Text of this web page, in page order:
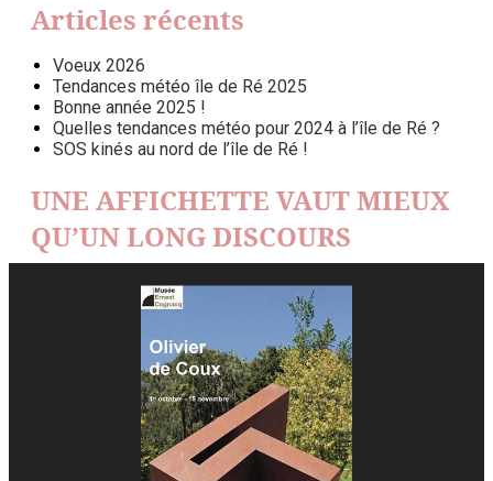
Articles récents
Voeux 2026
Tendances météo île de Ré 2025
Bonne année 2025 !
Quelles tendances météo pour 2024 à l’île de Ré ?
SOS kinés au nord de l’île de Ré !
UNE AFFICHETTE VAUT MIEUX
QU’UN LONG DISCOURS